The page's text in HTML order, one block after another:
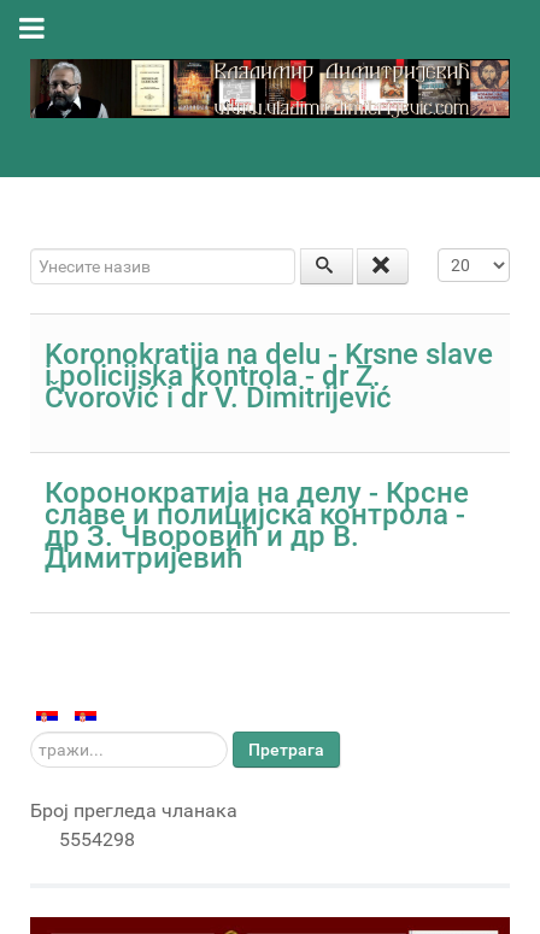
Унесите назив Приказ #
Koronokratija na delu - Krsne slave
i policijska kontrola - dr Z.
Čvorović i dr V. Dimitrijević
Коронократија на делу - Крсне
славе и полицијска контрола -
др З. Чворовић и др В.
Димитријевић
тражи... Претрага
Број прегледа чланака
5554298